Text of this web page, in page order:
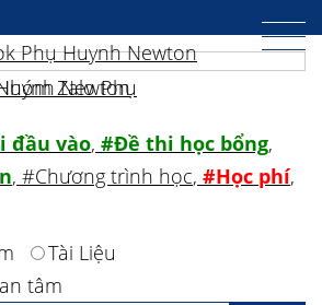
đầu vào, #Đề thi học bổng,
, #Chương trình học, #Học phí,
Tài Liệu
tâm